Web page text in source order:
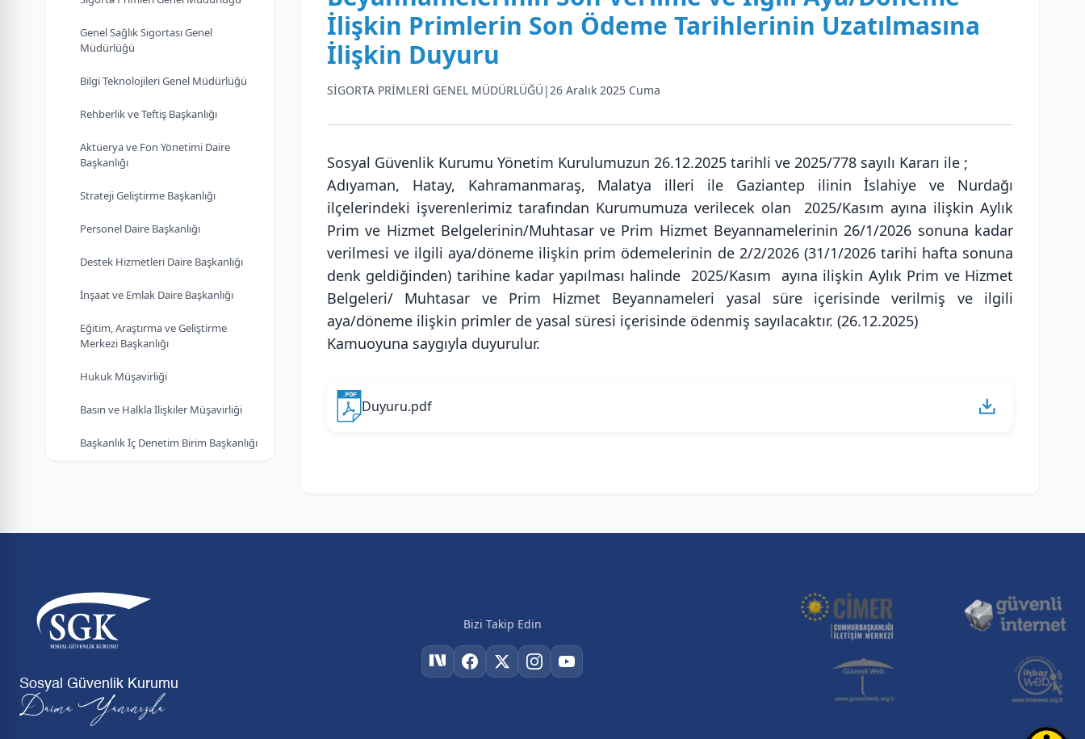
Genel Sağlık Sigortası Genel
Müdürlüğü
Bilgi Teknolojileri Genel Müdürlüğü
Rehberlik ve Teftiş Başkanlığı
Aktüerya ve Fon Yönetimi Daire
Başkanlığı
Strateji Geliştirme Başkanlığı
Personel Daire Başkanlığı
Destek Hizmetleri Daire Başkanlığı
İnşaat ve Emlak Daire Başkanlığı
Eğitim, Araştırma ve Geliştirme
Merkezi Başkanlığı
Hukuk Müşavirliği
Basın ve Halkla İlişkiler Müşavirliği
Başkanlık İç Denetim Birim Başkanlığı
İlişkin Primlerin Son Ödeme Tarihlerinin Uzatılmasına
İlişkin Duyuru
SİGORTA PRİMLERİ GENEL MÜDÜRLÜĞÜ |26 Aralık 2025 Cuma
Sosyal Güvenlik Kurumu Yönetim Kurulumuzun 26.12.2025 tarihli ve 2025/778 sayılı Kararı ile ;
Adıyaman, Hatay, Kahramanmaraş, Malatya illeri ile Gaziantep ilinin İslahiye ve Nurdağı
ilçelerindeki işverenlerimiz tarafından Kurumumuza verilecek olan 2025/Kasım ayına ilişkin Aylık
Prim ve Hizmet Belgelerinin/Muhtasar ve Prim Hizmet Beyannamelerinin 26/1/2026 sonuna kadar
verilmesi ve ilgili aya/döneme ilişkin prim ödemelerinin de 2/2/2026 (31/1/2026 tarihi hafta sonuna
denk geldiğinden) tarihine kadar yapılması halinde 2025/Kasım ayına ilişkin Aylık Prim ve Hizmet
Belgeleri/ Muhtasar ve Prim Hizmet Beyannameleri yasal süre içerisinde verilmiş ve ilgili
aya/döneme ilişkin primler de yasal süresi içerisinde ödenmiş sayılacaktır. (26.12.2025)
Kamuoyuna saygıyla duyurulur.
Duyuru.pdf
Sosyal Güvenlik Kurumu
Daima Yanınızda
Bizi Takip Edin